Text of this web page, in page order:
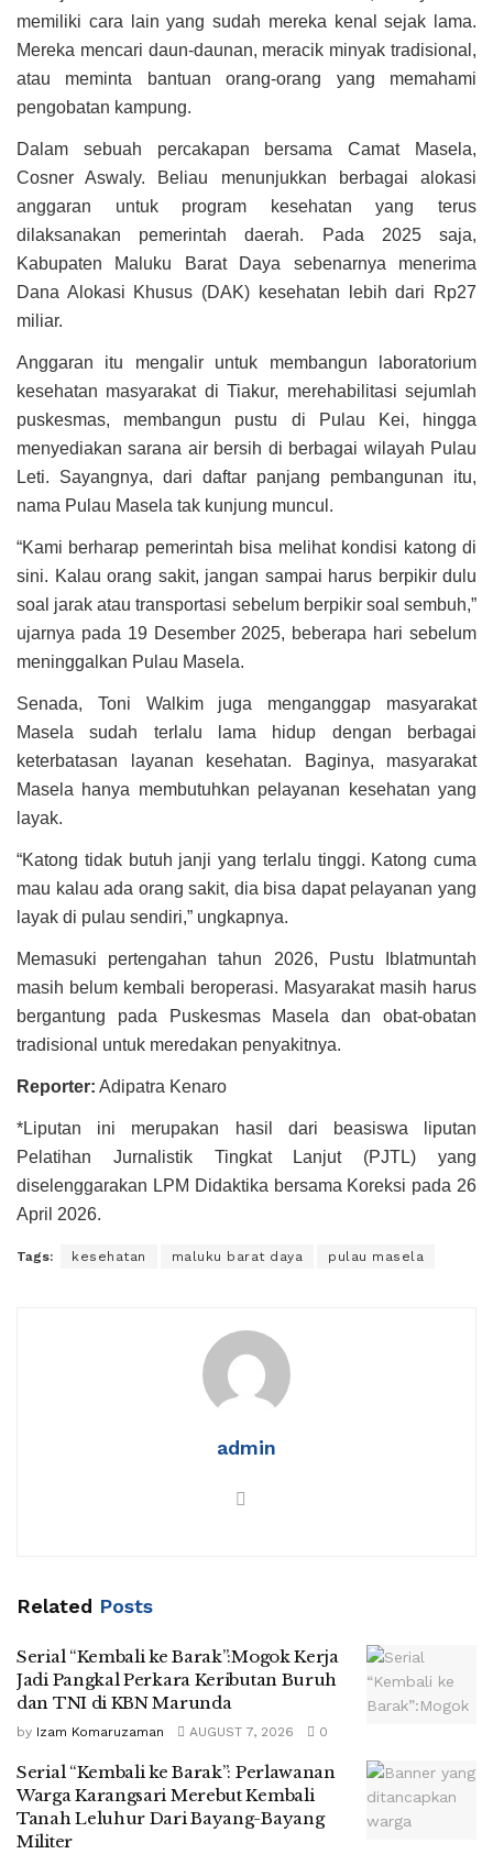
memiliki cara lain yang sudah mereka kenal sejak lama.
Mereka mencari daun-daunan, meracik minyak tradisional,
atau meminta bantuan orang-orang yang memahami
pengobatan kampung.
Dalam sebuah percakapan bersama Camat Masela,
Cosner Aswaly. Beliau menunjukkan berbagai alokasi
anggaran untuk program kesehatan yang terus
dilaksanakan pemerintah daerah. Pada 2025 saja,
Kabupaten Maluku Barat Daya sebenarnya menerima
Dana Alokasi Khusus (DAK) kesehatan lebih dari Rp27
miliar.
Anggaran itu mengalir untuk membangun laboratorium
kesehatan masyarakat di Tiakur, merehabilitasi sejumlah
puskesmas, membangun pustu di Pulau Kei, hingga
menyediakan sarana air bersih di berbagai wilayah Pulau
Leti. Sayangnya, dari daftar panjang pembangunan itu,
nama Pulau Masela tak kunjung muncul.
“Kami berharap pemerintah bisa melihat kondisi katong di
sini. Kalau orang sakit, jangan sampai harus berpikir dulu
soal jarak atau transportasi sebelum berpikir soal sembuh,”
ujarnya pada 19 Desember 2025, beberapa hari sebelum
meninggalkan Pulau Masela.
Senada, Toni Walkim juga menganggap masyarakat
Masela sudah terlalu lama hidup dengan berbagai
keterbatasan layanan kesehatan. Baginya, masyarakat
Masela hanya membutuhkan pelayanan kesehatan yang
layak.
“Katong tidak butuh janji yang terlalu tinggi. Katong cuma
mau kalau ada orang sakit, dia bisa dapat pelayanan yang
layak di pulau sendiri,” ungkapnya.
Memasuki pertengahan tahun 2026, Pustu Iblatmuntah
masih belum kembali beroperasi. Masyarakat masih harus
bergantung pada Puskesmas Masela dan obat-obatan
tradisional untuk meredakan penyakitnya.
Reporter: Adipatra Kenaro
*Liputan ini merupakan hasil dari beasiswa liputan
Pelatihan Jurnalistik Tingkat Lanjut (PJTL) yang
diselenggarakan LPM Didaktika bersama Koreksi pada 26
April 2026.
Tags: kesehatan maluku barat daya pulau masela
admin
Related Posts
Serial “Kembali ke Barak”:Mogok Kerja
Jadi Pangkal Perkara Keributan Buruh
dan TNI di KBN Marunda
by Izam Komaruzaman AUGUST 7, 2026 0
Serial “Kembali ke Barak”: Perlawanan
Warga Karangsari Merebut Kembali
Tanah Leluhur Dari Bayang-Bayang
Militer